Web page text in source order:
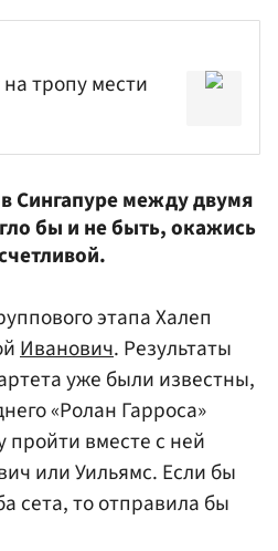
тропу мести
Сингапуре между двумя
бы и не быть, окажись
этапа Халеп
Иванович. Результаты
уже были известны,
«Ролан Гарроса»
пройти вместе с ней
или Уильямс. Если бы
сета, то отправила бы